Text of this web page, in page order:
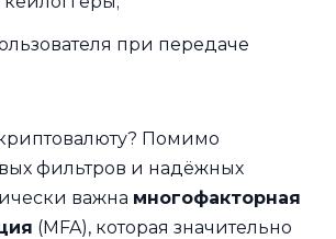
при передаче
Помимо
фильтров и надёжных
важна многофакторная
(MFA), которая значительно